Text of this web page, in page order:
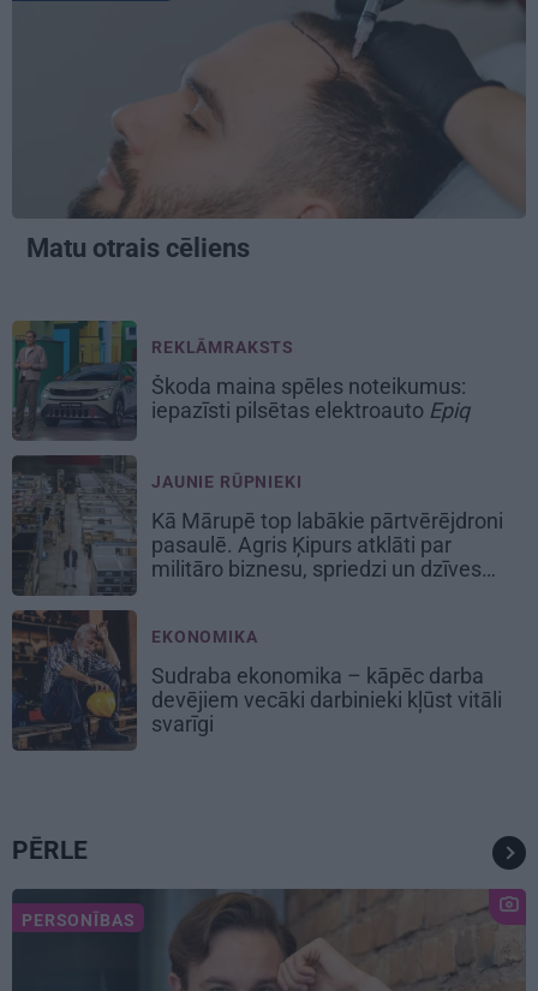
Matu otrais cēliens
REKLĀMRAKSTS
Škoda maina spēles noteikumus:
iepazīsti pilsētas elektroauto Epiq
JAUNIE RŪPNIEKI
Kā Mārupē top labākie pārtvērējdroni
pasaulē. Agris Ķipurs atklāti par
militāro biznesu, spriedzi un dzīves
EKONOMIKA
Sudraba ekonomika – kāpēc darba
devējiem vecāki darbinieki kļūst vitāli
svarīgi
PĒRLE
PERSONĪBAS